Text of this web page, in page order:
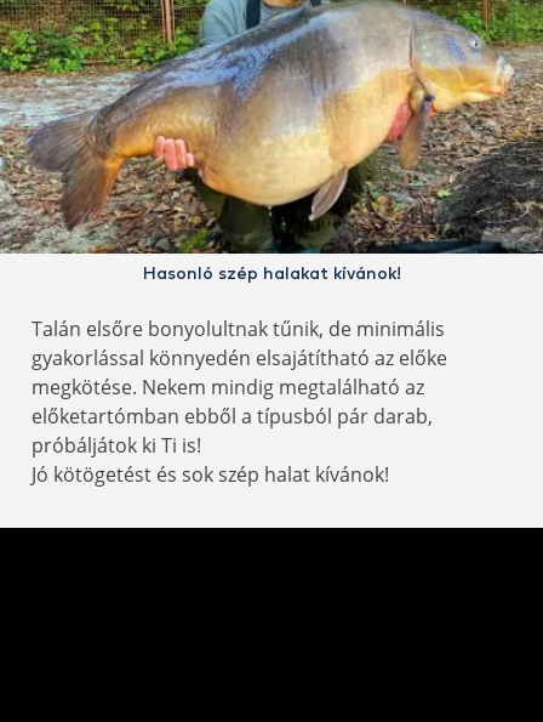
Hasonló szép halakat kívánok!
Talán elsőre bonyolultnak tűnik, de minimális
gyakorlással könnyedén elsajátítható az előke
megkötése. Nekem mindig megtalálható az
előketartómban ebből a típusból pár darab,
próbáljátok ki Ti is!
Jó kötögetést és sok szép halat kívánok!